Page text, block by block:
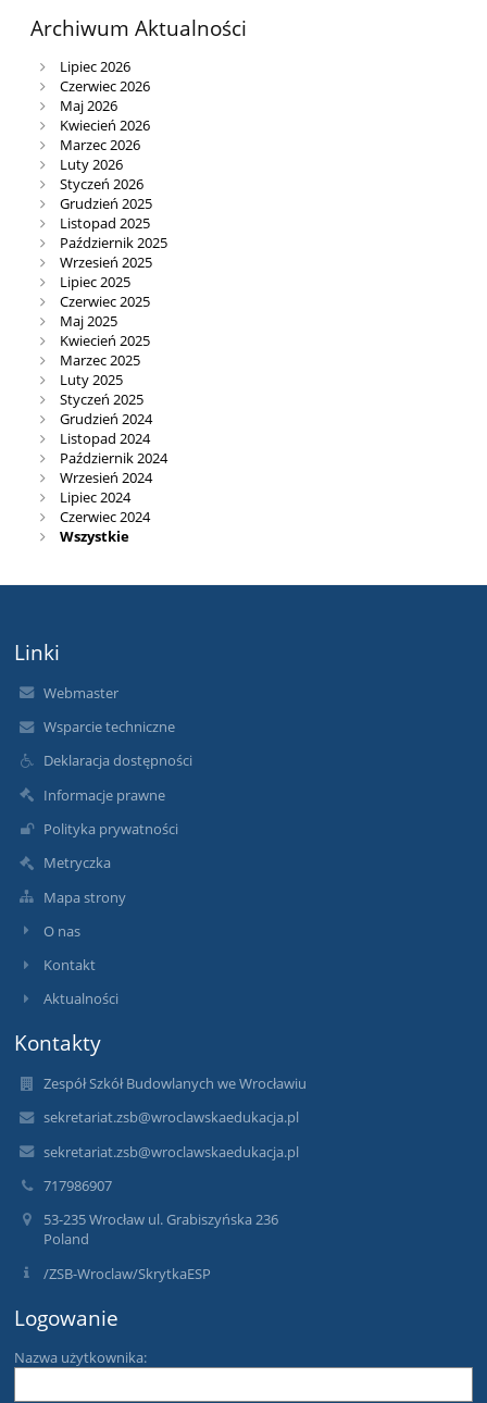
Archiwum Aktualności
Lipiec 2026
Czerwiec 2026
Maj 2026
Kwiecień 2026
Marzec 2026
Luty 2026
Styczeń 2026
Grudzień 2025
Listopad 2025
Październik 2025
Wrzesień 2025
Lipiec 2025
Czerwiec 2025
Maj 2025
Kwiecień 2025
Marzec 2025
Luty 2025
Styczeń 2025
Grudzień 2024
Listopad 2024
Październik 2024
Wrzesień 2024
Lipiec 2024
Czerwiec 2024
Wszystkie
Linki
Webmaster
Wsparcie techniczne
Deklaracja dostępności
Informacje prawne
Polityka prywatności
Metryczka
Mapa strony
O nas
Kontakt
Aktualności
Kontakty
Zespół Szkół Budowlanych we Wrocławiu
sekretariat.zsb@wroclawskaedukacja.pl
sekretariat.zsb@wroclawskaedukacja.pl
717986907
53-235 Wrocław ul. Grabiszyńska 236
Poland
/ZSB-Wroclaw/SkrytkaESP
Logowanie
Nazwa użytkownika: